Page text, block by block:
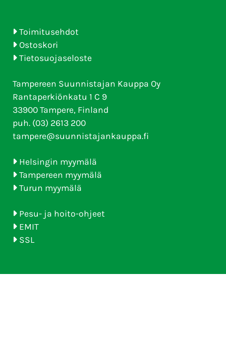
Toimitusehdot
Ostoskori
Tietosuojaseloste
Tampereen Suunnistajan Kauppa Oy
Rantaperkiönkatu 1 C 9
33900 Tampere, Finland
puh. (03) 2613 200
tampere@suunnistajankauppa.fi
Helsingin myymälä
Tampereen myymälä
Turun myymälä
Pesu- ja hoito-ohjeet
EMIT
SSL